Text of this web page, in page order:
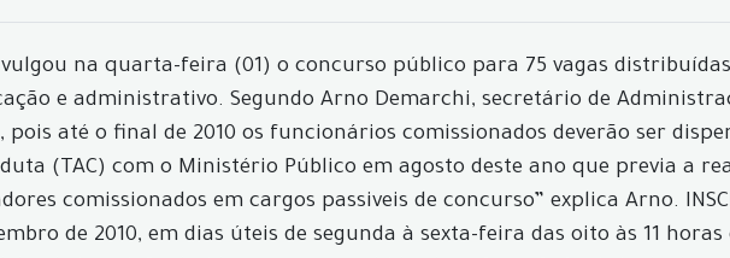
na quarta-feira (01) o concurso público para 75 vagas distribuídas
e administrativo. Segundo Arno Demarchi, secretário de
até o final de 2010 os funcionários comissionados deverão ser
(TAC) com o Ministério Público em agosto deste ano que previa a
comissionados em cargos passiveis de concurso” explica Arno.
de 2010, em dias úteis de segunda à sexta-feira das oito às 11 horas